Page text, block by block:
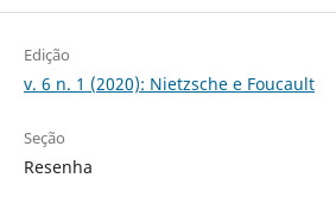
Edição
v. 6 n. 1 (2020): Nietzsche e Foucault
Seção
Resenha